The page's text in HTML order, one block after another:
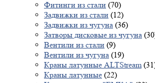
Фитинги из стали (70)
Задвижки из стали (12)
Задвижки из чугуна (36)
Затворы дисковые из чугуна
Вентили из стали (9)
Вентили из чугуна (19)
Краны латунные ALTStream
Краны латунные (22)